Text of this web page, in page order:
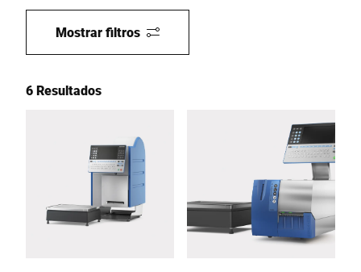
Mostrar filtros
6 Resultados